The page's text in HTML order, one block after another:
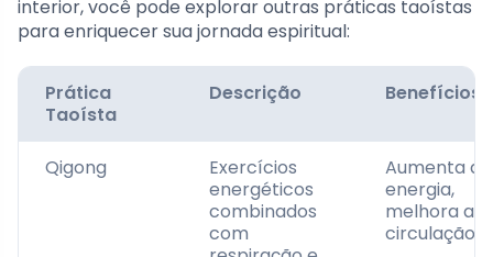
interior, você pode explorar outras práticas taoístas
para enriquecer sua jornada espiritual:
Prática
Taoísta
Descrição Benefícios
Qigong
Exercícios
energéticos
combinados
com
Aumenta a
energia,
melhora a
circulação